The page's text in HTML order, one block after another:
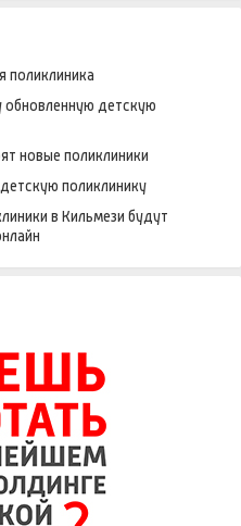
поликлиника
детскую
новые поликлиники
поликлинику
в Кильмези будут